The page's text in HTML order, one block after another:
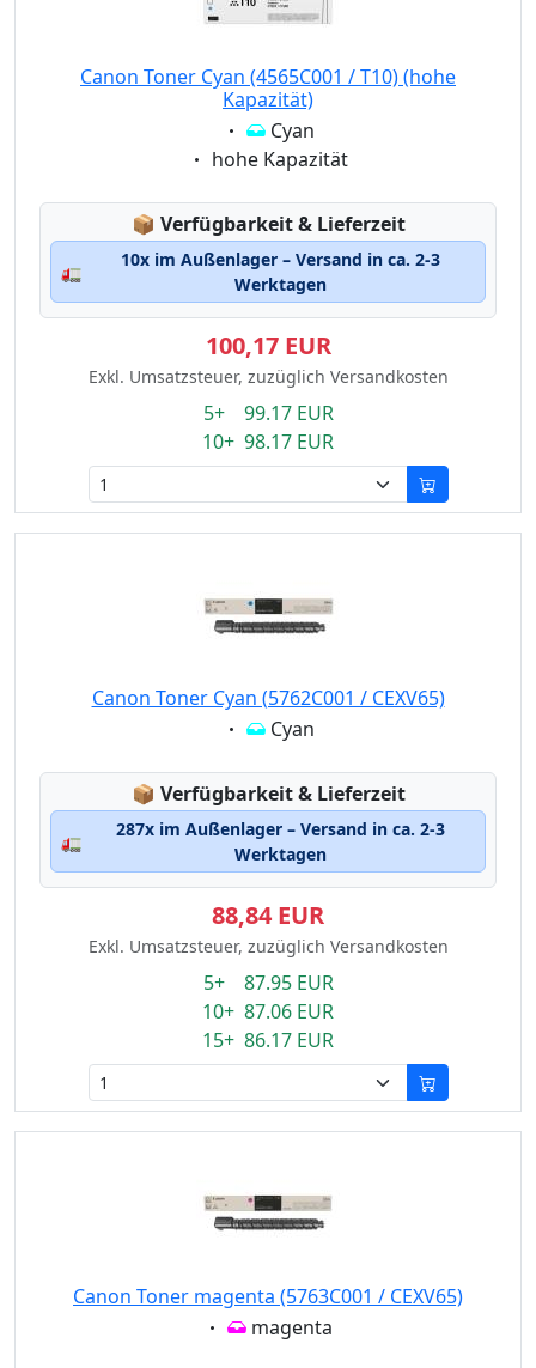
Canon Toner Cyan (4565C001 / T10) (hohe
Kapazität)
Eigenschaft:
Cyan
Eigenschaft:
hohe Kapazität
📦 Lagerstatus:
Verfügbarkeit & Lieferzeit
🚛
10x im Außenlager – Versand in ca. 2-3
Werktagen
100,17 EUR
Exkl. Umsatzsteuer, zuzüglich Versandkosten
5+ 99.17 EUR
10+ 98.17 EUR
Canon Toner Cyan (5762C001 / CEXV65)
Eigenschaft:
Cyan
📦 Lagerstatus:
Verfügbarkeit & Lieferzeit
🚛
287x im Außenlager – Versand in ca. 2-3
Werktagen
88,84 EUR
Exkl. Umsatzsteuer, zuzüglich Versandkosten
5+ 87.95 EUR
10+ 87.06 EUR
15+ 86.17 EUR
Canon Toner magenta (5763C001 / CEXV65)
Eigenschaft:
magenta